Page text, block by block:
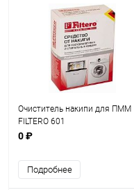
Очиститель накипи для ПММ
FILTERO 601
0 ₽
Подробнее